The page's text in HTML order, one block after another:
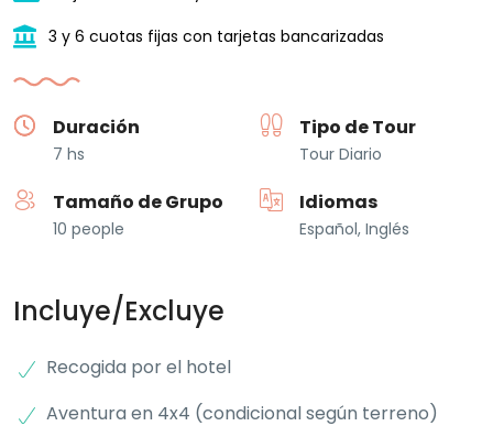
3 y 6 cuotas fijas con tarjetas bancarizadas
Duración
7 hs
Tipo de Tour
Tour Diario
Tamaño de Grupo
10 people
Idiomas
Español, Inglés
Incluye/Excluye
Recogida por el hotel
Aventura en 4x4 (condicional según terreno)